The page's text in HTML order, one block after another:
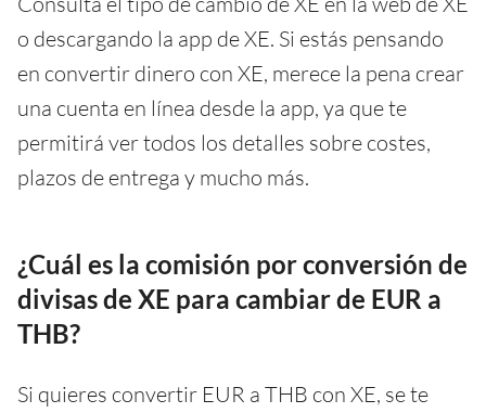
o descargando la app de XE. Si estás pensando
en convertir dinero con XE, merece la pena crear
una cuenta en línea desde la app, ya que te
permitirá ver todos los detalles sobre costes,
plazos de entrega y mucho más.
¿Cuál es la comisión por conversión de
divisas de XE para cambiar de EUR a
THB?
Si quieres convertir EUR a THB con XE, se te